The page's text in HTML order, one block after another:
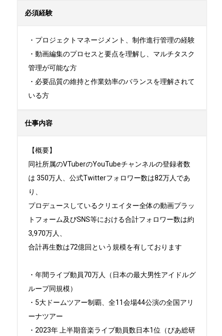
必須経験
・プロジェクトマネージメント、制作進行管理の経験
・動画編集のプロセスと要点を理解し、マルチタスク
管理が可能な方
・必要品質の維持と作業効率のバランスを理解されて
いる方
仕事内容
【概要】
同社所属のVTuberのYouTubeチャンネルの登録者数
は 350万人、公式Twitterフォロワー数は82万人であ
り、
プロデュースしているクリエイター全体の動画プラッ
トフォーム及びSNS等における合計フォロワー数は約
3,970万人、
合計再生数は72億回という規模を有しております
・年間ライブ動員70万人（日本の最大男性アイドルグ
ループ同規模）
・5大ドームツアー制覇、全11会場44公演の全国アリ
ーナツアー
・2023年 上半期音楽ライブ動員数日本1位（ぴあ総研